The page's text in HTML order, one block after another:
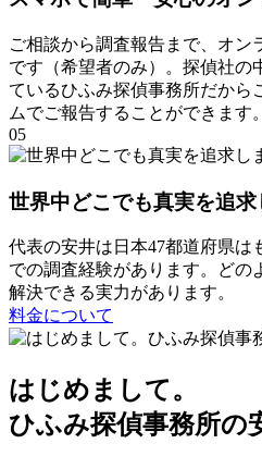
ご相談から調査報告まで、 オン
です（希望者のみ）
。 探偵社の
ているひふみ探偵事務所だから
ムでご報告することができます。
05
世界中どこでも真実を追求
代表の安井は⽇本47都道府県は
での調査経験があります。
どの
解決できる実⼒があります。
料金について
はじめまして。
ひふみ探偵事務所の